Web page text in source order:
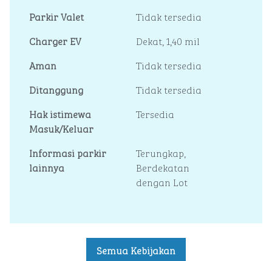
Parkir Valet
Tidak tersedia
Charger EV
Dekat, 1,40 mil
Aman
Tidak tersedia
Ditanggung
Tidak tersedia
Hak istimewa
Masuk/Keluar
Tersedia
Informasi parkir
lainnya
Terungkap,
Berdekatan
dengan Lot
Semua Kebijakan